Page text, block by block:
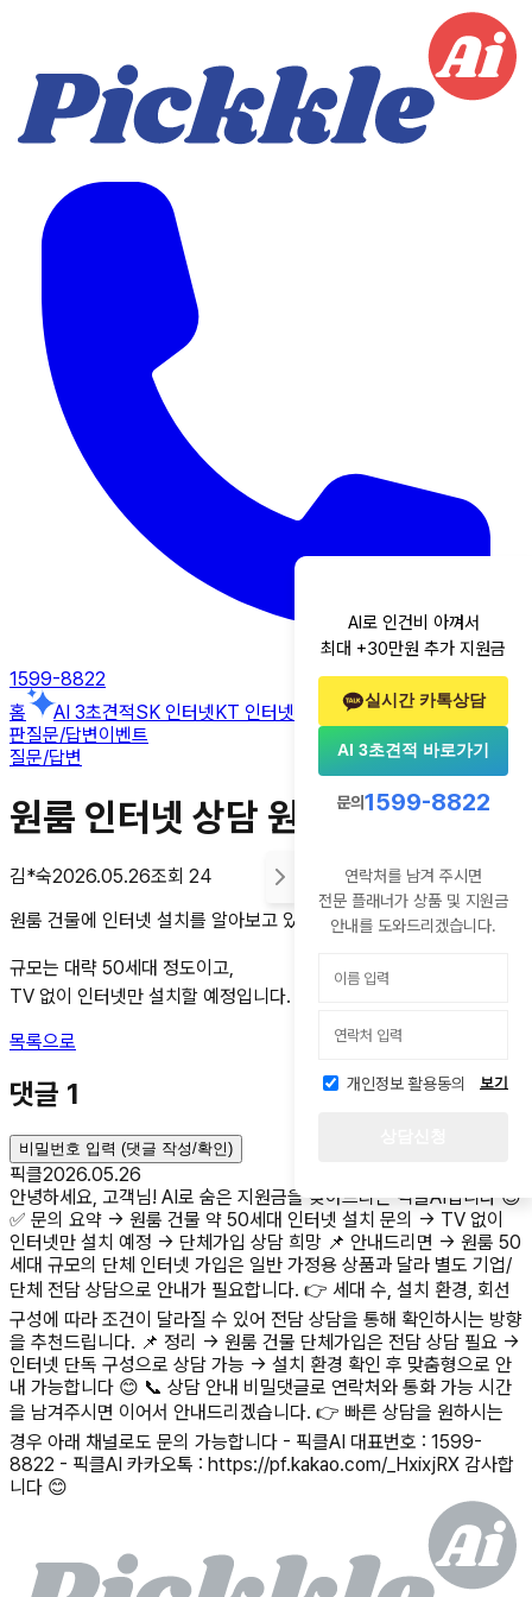
1599-8822
홈
AI 3초견적SK 인터넷 KT 인터넷 LG 인터넷알뜰폰 후기꿀팁게시
판질문/답변이벤트
질문/답변
원룸 인터넷 상담 원합니다.
김*숙2026.05.26조회 24
원룸 건물에 인터넷 설치를 알아보고 있어서 문의드립니다.
규모는 대략 50세대 정도이고,
TV 없이 인터넷만 설치할 예정입니다. 상담 원합니다.
목록으로
댓글 1
비밀번호 입력 (댓글 작성/확인)
픽클2026.05.26
안녕하세요, 고객님! AI로 숨은 지원금을 찾아드리는 픽클AI입니다 😊
✅ 문의 요약 → 원룸 건물 약 50세대 인터넷 설치 문의 → TV 없이
인터넷만 설치 예정 → 단체가입 상담 희망 📌 안내드리면 → 원룸 50
세대 규모의 단체 인터넷 가입은 일반 가정용 상품과 달라 별도 기업/
단체 전담 상담으로 안내가 필요합니다. 👉 세대 수, 설치 환경, 회선
구성에 따라 조건이 달라질 수 있어 전담 상담을 통해 확인하시는 방향
을 추천드립니다. 📌 정리 → 원룸 건물 단체가입은 전담 상담 필요 →
인터넷 단독 구성으로 상담 가능 → 설치 환경 확인 후 맞춤형으로 안
내 가능합니다 😊 📞 상담 안내 비밀댓글로 연락처와 통화 가능 시간
을 남겨주시면 이어서 안내드리겠습니다. 👉 빠른 상담을 원하시는
경우 아래 채널로도 문의 가능합니다 - 픽클AI 대표번호 : 1599-
8822 - 픽클AI 카카오톡 : https://pf.kakao.com/_HxixjRX 감사합
니다 😊
AI로 인건비 아껴서
최대 +30만원 추가 지원금
실시간 카톡상담
AI 3초견적 바로가기
문의1599-8822
연락처를 남겨 주시면
전문 플래너가 상품 및 지원금
안내를 도와드리겠습니다.
개인정보 활용동의 보기